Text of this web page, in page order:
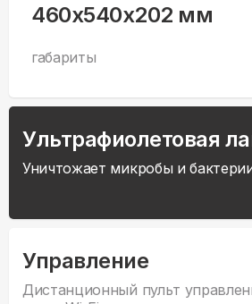
460x540x202 мм
габариты
Ультрафиолетовая
Уничтожает микробы и
Управление
Дистанционный пульт